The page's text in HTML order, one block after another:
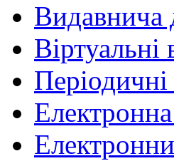
Видавнича
Віртуальні